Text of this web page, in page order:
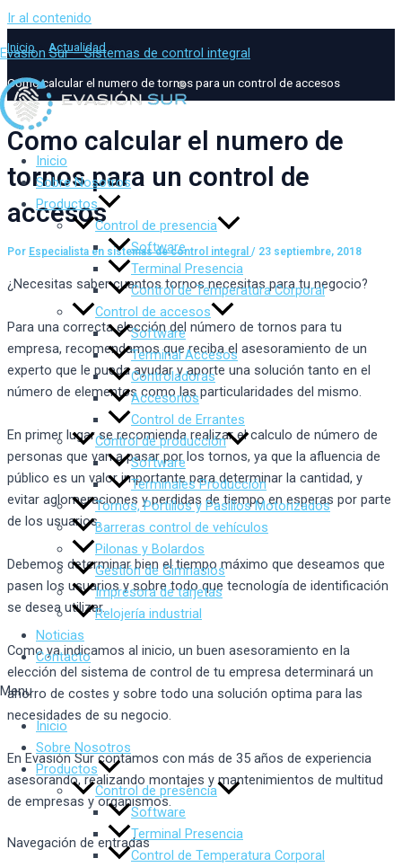
Ir al contenido
Evasion Sur – Sistemas de control integral
Inicio
Sobre Nosotros
Productos
Control de presencia
Software
Terminal Presencia
Control de Temperatura Corporal
Control de accesos
Software
Terminal Accesos
Controladoras
Accesorios
Control de Errantes
Control de producción
Software
Terminales Producción
Tornos, Portillos y Pasillos Motorizados
Barreras control de vehículos
Pilonas y Bolardos
Gestión de Gimnasios
Impresora de tarjetas
Relojería industrial
Noticias
Contacto
Menu
Inicio
Sobre Nosotros
Productos
Control de presencia
Software
Terminal Presencia
Control de Temperatura Corporal
Inicio Actualidad
Como calcular el numero de tornos para un control de accesos
Como calcular el numero de
tornos para un control de
accesos
Por Especialista en sistemas de control integral / 23 septiembre, 2018
¿Necesitas saber cuantos tornos necesitas para tu negocio?
Para una correcta elección del número de tornos para tu
empresa, recomendamos que reciba el asesoramiento de un
experto que le pueda ayudar y aporte una solución tanto en el
número de elementos como las particularidades del mismo.
En primer lugar se recomienda realizar el calculo de número de
personas que van a pasar por los tornos, ya que la afluencia de
público es un valor importante para determinar la cantidad, y
evitar aglomeraciones y perdidas de tiempo en esperas por parte
de los usuarios.
Debemos determinar bien el tiempo máximo que deseamos que
pasen los usuarios y sobre todo que tecnología de identificación
se desea utilizar.
Como ya indicamos al inicio, un buen asesoramiento en la
elección del sistema de control de tu empresa determinará un
ahorro de costes y sobre todo una solución optima para las
necesidades de su negocio.
En Evasión Sur contamos con más de 35 años de experiencia
asesorando, realizando montajes y mantenimientos de multitud
de empresas y organismos.
Navegación de entradas